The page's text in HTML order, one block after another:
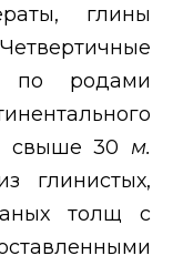
глины
Четвертичные
по родами
свыше 30 м.
глинистых,
толщ с